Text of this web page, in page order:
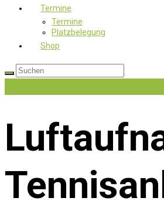
Termine
Termine
Platzbelegung
Shop